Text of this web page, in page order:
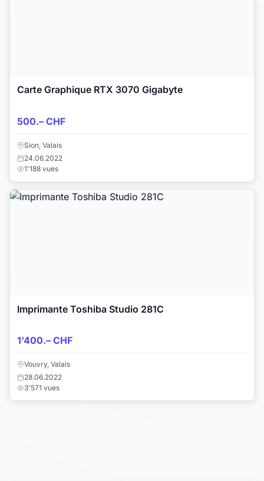
Carte Graphique RTX 3070 Gigabyte
500.– CHF
Sion, Valais
24.06.2022
1'188 vues
Imprimante Toshiba Studio 281C
1'400.– CHF
Vouvry, Valais
28.06.2022
3'571 vues